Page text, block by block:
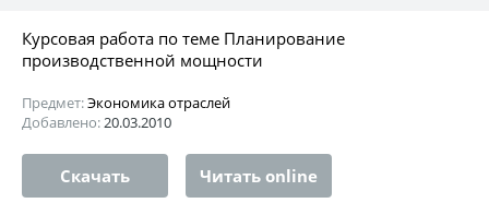
Курсовая работа по теме Планирование
производственной мощности
Предмет:Экономика отраслей
Добавлено:20.03.2010
Скачать Читать online